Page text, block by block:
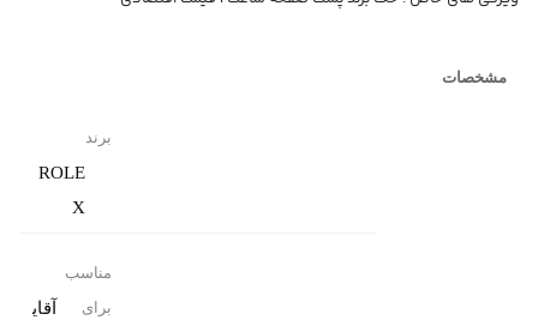
مشخصات
برند
ROLE
X
مناسب
برای
آقای